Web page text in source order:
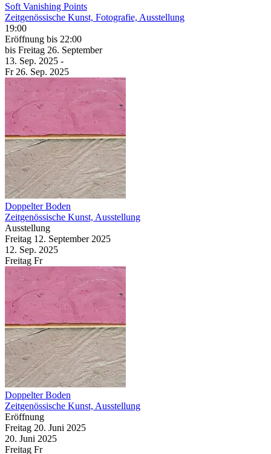
Soft Vanishing Points
Zeitgenössische Kunst, Fotografie, Ausstellung
19:00
Eröffnung bis 22:00
bis Freitag 26. September
13. Sep. 2025 -
Fr 26. Sep. 2025
Doppelter Boden
Zeitgenössische Kunst, Ausstellung
Ausstellung
Freitag 12. September 2025
12. Sep. 2025
Freitag Fr
Doppelter Boden
Zeitgenössische Kunst, Ausstellung
Eröffnung
Freitag 20. Juni 2025
20. Juni 2025
Freitag Fr